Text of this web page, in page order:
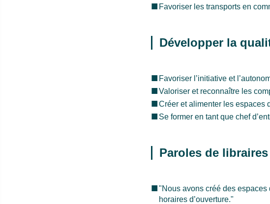
Favoriser les transports en
Développer la
Favoriser l’initiative et
Valoriser et reconnaître les
Créer et alimenter les espaces
Se former en tant que chef
Paroles de libraires
"Nous avons créé des
horaires d’ouverture."